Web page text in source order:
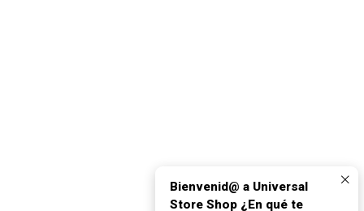
Bienvenid@ a Universal
Store Shop ¿En qué te